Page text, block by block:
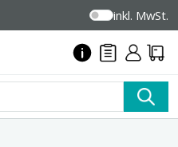
inkl. MwSt.